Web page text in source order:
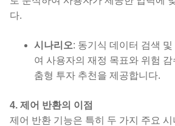
다.
시나리오: 동기식 데이터 검색
여 사용자의 재정 목표와 위험
춤형 투자 추천을 제공합니다.
4. 제어 반환의 이점
제어 반환 기능은 특히 두 가지 주요 시